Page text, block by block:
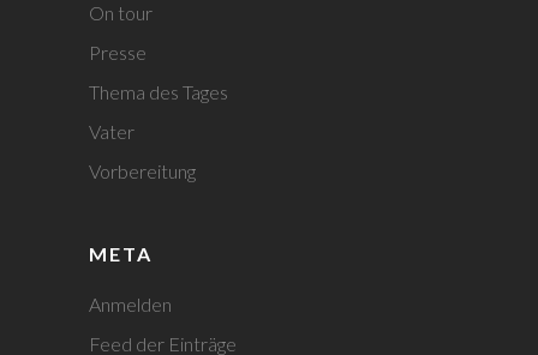
On tour
Presse
Thema des Tages
Vater
Vorbereitung
META
Anmelden
Feed der Einträge